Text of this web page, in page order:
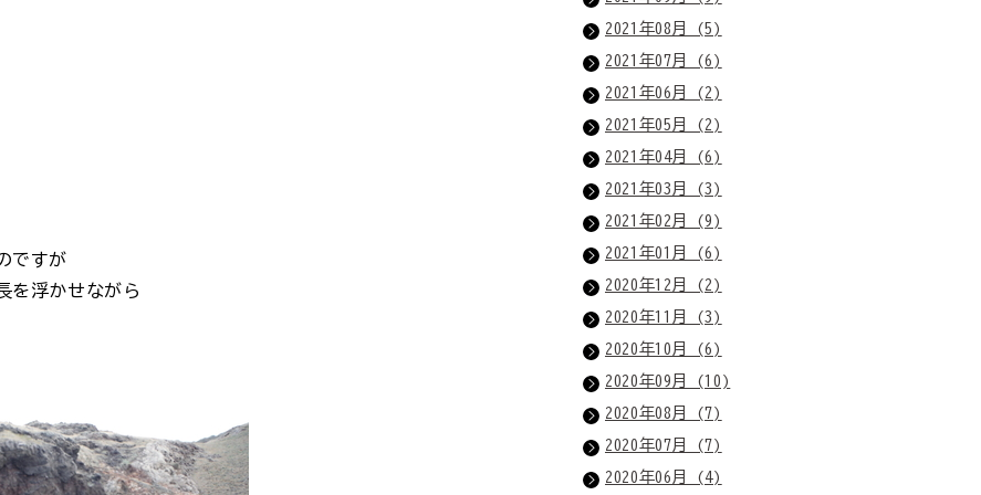
ですが
を浮かせながら
2021年08月 (5)
2021年07月 (6)
2021年06月 (2)
2021年05月 (2)
2021年04月 (6)
2021年03月 (3)
2021年02月 (9)
2021年01月 (6)
2020年12月 (2)
2020年11月 (3)
2020年10月 (6)
2020年09月 (10)
2020年08月 (7)
2020年07月 (7)
2020年06月 (4)